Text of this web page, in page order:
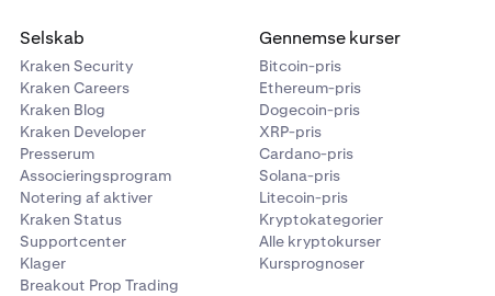
Selskab
Kraken Security
Kraken Careers
Kraken Blog
Kraken Developer
Presserum
Associeringsprogram
Notering af aktiver
Kraken Status
Supportcenter
Klager
Breakout Prop Trading
Gennemse kurser
Bitcoin-pris
Ethereum-pris
Dogecoin-pris
XRP-pris
Cardano-pris
Solana-pris
Litecoin-pris
Kryptokategorier
Alle kryptokurser
Kursprognoser